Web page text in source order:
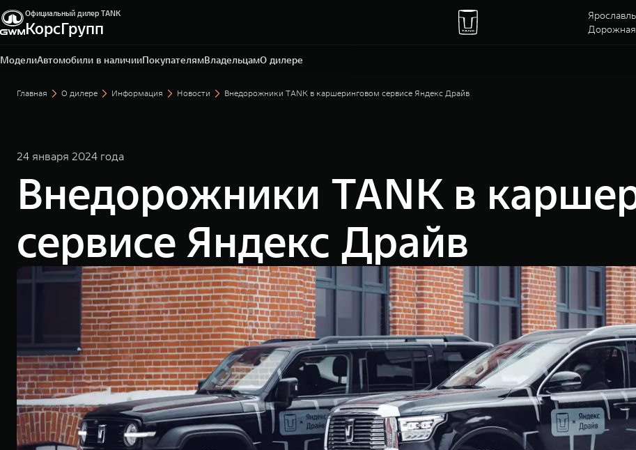
Официальный дилер TANK
КорсГрупп
МоделиАвтомобили в наличииПокупателямВладельцамО дилере
Ярославль, Ярославская обл., пос. Нагорный, ул.
Дорожная, д. 8
+7 (4852) 60-91-12
Главная О дилере Информация Новости Внедорожники TANK в каршеринговом сервисе Яндекс Драйв
24 января 2024 года
Внедорожники TANK в
сервисе Яндекс Драйв